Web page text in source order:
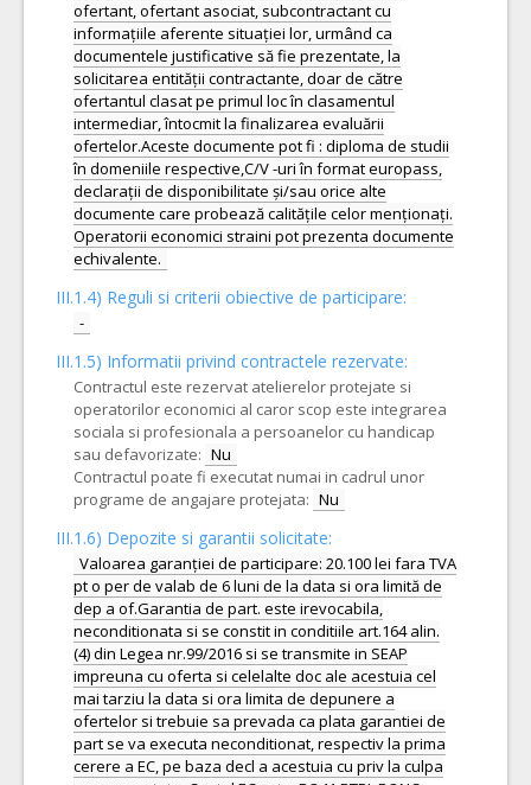
ofertant, ofertant asociat, subcontractant cu
informațiile aferente situației lor, urmând ca
documentele justificative să fie prezentate, la
solicitarea entității contractante, doar de către
ofertantul clasat pe primul loc în clasamentul
intermediar, întocmit la finalizarea evaluării
ofertelor.Aceste documente pot fi : diploma de studii
în domeniile respective,C/V -uri în format europass,
declarații de disponibilitate și/sau orice alte
documente care probează calitățile celor menționați.
Operatorii economici straini pot prezenta documente
III.1.4) Reguli si criterii obiective de participare:
-
III.1.5) Informatii privind contractele rezervate:
Contractul este rezervat atelierelor protejate si
operatorilor economici al caror scop este integrarea
sociala si profesionala a persoanelor cu handicap
sau defavorizate: Nu
Contractul poate fi executat numai in cadrul unor
programe de angajare protejata: Nu
III.1.6) Depozite si garantii solicitate:
Valoarea garanției de participare: 20.100 lei fara TVA
pt o per de valab de 6 luni de la data si ora limită de
dep a of.Garantia de part. este irevocabila,
neconditionata si se constit in conditiile art.164 alin.
(4) din Legea nr.99/2016 si se transmite in SEAP
impreuna cu oferta si celelalte doc ale acestuia cel
mai tarziu la data si ora limita de depunere a
ofertelor si trebuie sa prevada ca plata garantiei de
part se va executa neconditionat, respectiv la prima
cerere a EC, pe baza decl a acestuia cu priv la culpa